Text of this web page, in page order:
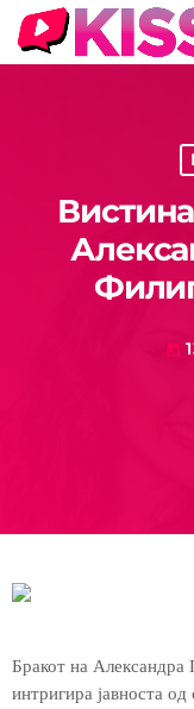
today
Бракот на Александра
интригира јавноста